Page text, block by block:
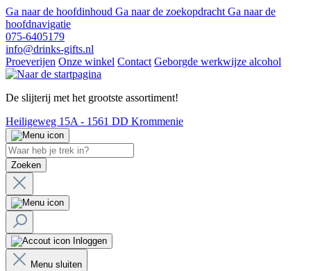
Ga naar de hoofdinhoud Ga naar de zoekopdracht Ga naar de
hoofdnavigatie
075-6405179
info@drinks-gifts.nl
Proeverijen Onze winkel Contact Geborgde werkwijze alcohol
De slijterij met het grootste assortiment!
Heiligeweg 15A - 1561 DD Krommenie
Zoeken
Inloggen
Menu sluiten